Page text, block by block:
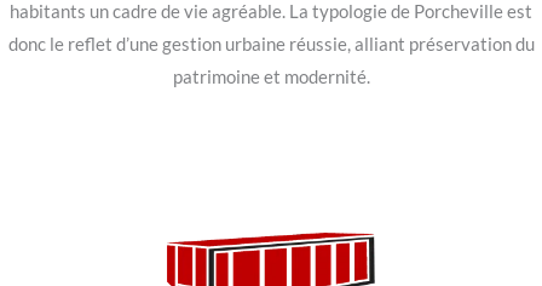
habitants un cadre de vie agréable. La typologie de Porcheville est
donc le reflet d’une gestion urbaine réussie, alliant préservation du
patrimoine et modernité.